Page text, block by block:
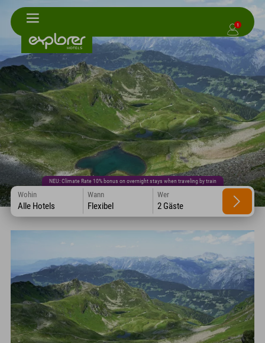
1
NEU: Climate Rate 10% bonus on overnight stays when traveling by train
Wohin
Alle Hotels
Wann
Flexibel
Wer
2 Gäste